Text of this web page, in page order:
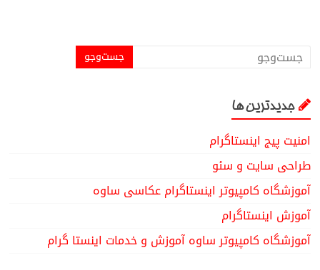
جدیدترین ها
امنیت پیج اینستاگرام
طراحی سایت و سئو
آموزشگاه کامپیوتر اینستاگرام عکاسی ساوه
آموزش اینستاگرام
آموزشگاه کامپیوتر ساوه آموزش و خدمات اینستا گرام